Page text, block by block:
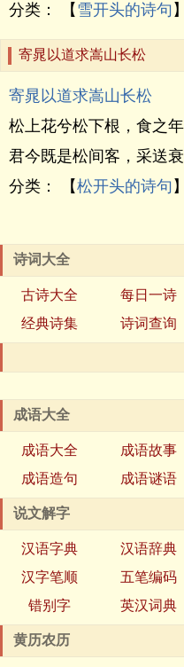
分类： 【 雪开头的诗句
寄晁以道求嵩山长松
寄晁以道求嵩山长松
松上花兮松下根，食之年
君今既是松间客，采送衰
分类： 【松开头的诗句
诗词大全
古诗大全 每日一诗
经典诗集
诗词查询
成语大全
成语大全 成语故事
成语造句
成语谜语
说文解字
汉语字典 汉语辞典
汉字笔顺
五笔编码
错别字
英汉词典
黄历农历